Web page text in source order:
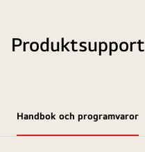
Produktsupport
Handbok och programvaror